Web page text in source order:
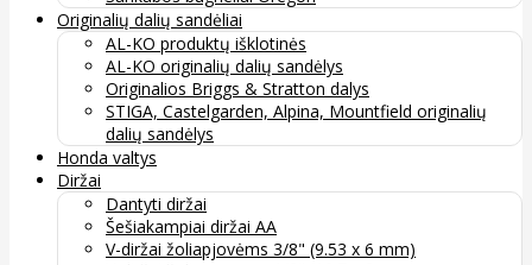
Originalių dalių sandėliai
AL-KO produktų išklotinės
AL-KO originalių dalių sandėlys
Originalios Briggs & Stratton dalys
STIGA, Castelgarden, Alpina, Mountfield originalių
dalių sandėlys
Honda valtys
Diržai
Dantyti diržai
Šešiakampiai diržai AA
V-diržai žoliapjovėms 3/8" (9.53 x 6 mm)